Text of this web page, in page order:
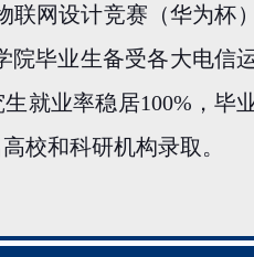
联网设计竞赛（华为杯
院毕业生备受各大电信
就业率稳居100% ，毕
校和科研机构录取。